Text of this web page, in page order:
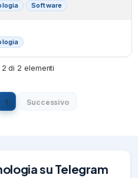
Software
di 2 elementi
1 Successivo
su Telegram